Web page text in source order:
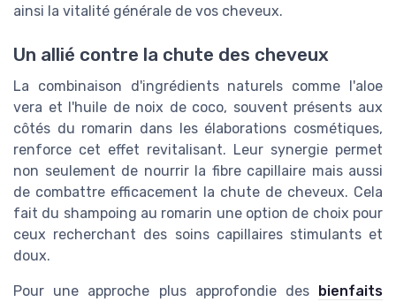
ainsi la vitalité générale de vos cheveux.
Un allié contre la chute des cheveux
La combinaison d'ingrédients naturels comme l'aloe
vera et l'huile de noix de coco, souvent présents aux
côtés du romarin dans les élaborations cosmétiques,
renforce cet effet revitalisant. Leur synergie permet
non seulement de nourrir la fibre capillaire mais aussi
de combattre efficacement la chute de cheveux. Cela
fait du shampoing au romarin une option de choix pour
ceux recherchant des soins capillaires stimulants et
doux.
Pour une approche plus approfondie des bienfaits